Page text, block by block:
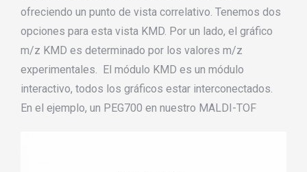
ofreciendo un punto de vista correlativo. Tenemos dos
opciones para esta vista KMD. Por un lado, el gráfico
m/z KMD es determinado por los valores m/z
experimentales. El módulo KMD es un módulo
interactivo, todos los gráficos estar interconectados.
En el ejemplo, un PEG700 en nuestro MALDI-TOF